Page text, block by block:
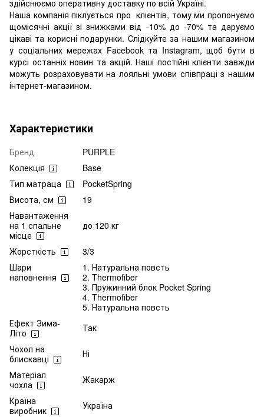
здійснюємо оперативну доставку по всій Україні.
Наша компанія піклується про клієнтів, тому ми пропонуємо
щомісячні акції зі знижками від -10% до -70% та даруємо
цікаві та корисні подарунки. Слідкуйте за нашим магазином
у соціальних мережах Facebook та Instagram, щоб бути в
курсі останніх новин та акцій. Наші постійні клієнти завжди
можуть розраховувати на лояльні умови співпраці з нашим
інтернет-магазином.
Характеристики
Бренд
PURPLE
Колекція
Base
Тип матраца
PocketSpring
Висота, см
19
Навантаження
на 1 спальне
місце
до 120 кг
Жорсткість
3/3
Шари
наповнення
1. Натуральна повсть
2. Thermofiber
3. Пружинний блок Pocket Spring
4. Thermofiber
5. Натуральна повсть
Ефект Зима-
Літо
Так
Чохол на
блискавці
Ні
Матеріал
чохла
Жакарж
Країна
виробник
Україна